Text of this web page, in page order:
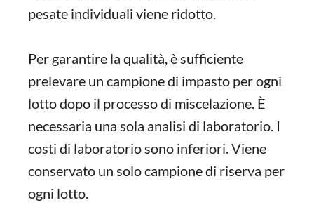
pesate individuali viene ridotto.
Per garantire la qualità, è sufficiente
prelevare un campione di impasto per ogni
lotto dopo il processo di miscelazione. È
necessaria una sola analisi di laboratorio. I
costi di laboratorio sono inferiori. Viene
conservato un solo campione di riserva per
ogni lotto.